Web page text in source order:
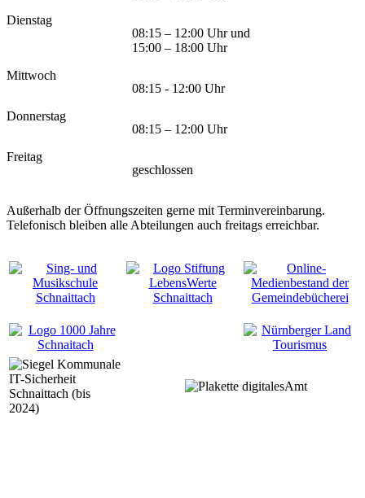
Dienstag
08:15 – 12:00 Uhr und
15:00 – 18:00 Uhr
Mittwoch
08:15 - 12:00 Uhr
Donnerstag
08:15 – 12:00 Uhr
Freitag
geschlossen
Außerhalb der Öffnungszeiten gerne mit Terminvereinbarung.
Telefonisch bleiben alle Abteilungen auch freitags erreichbar.